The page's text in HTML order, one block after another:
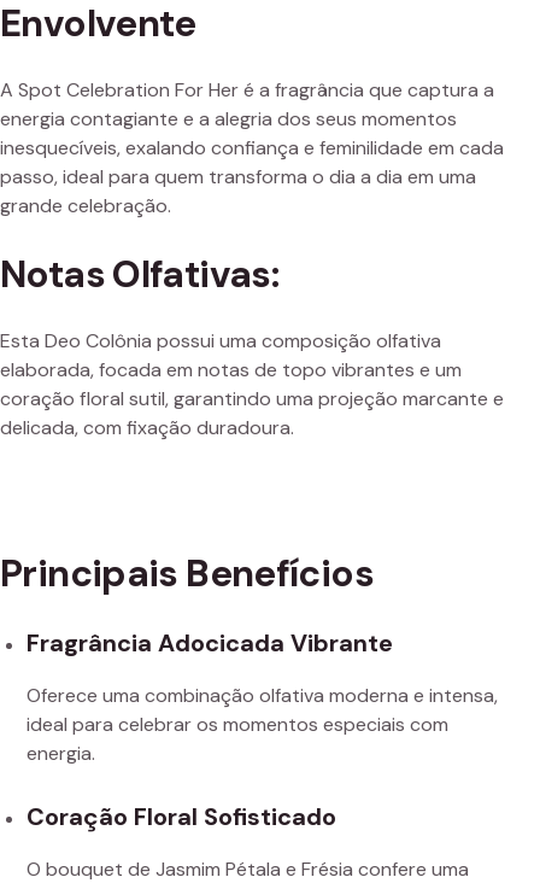
Envolvente
A Spot Celebration For Her é a fragrância que captura a
energia contagiante e a alegria dos seus momentos
inesquecíveis, exalando confiança e feminilidade em cada
passo, ideal para quem transforma o dia a dia em uma
grande celebração.
Notas Olfativas:
Esta Deo Colônia possui uma composição olfativa
elaborada, focada em notas de topo vibrantes e um
coração floral sutil, garantindo uma projeção marcante e
delicada, com fixação duradoura.
Principais Benefícios
Fragrância Adocicada Vibrante
Oferece uma combinação olfativa moderna e intensa,
ideal para celebrar os momentos especiais com
energia.
Coração Floral Sofisticado
O bouquet de Jasmim Pétala e Frésia confere uma